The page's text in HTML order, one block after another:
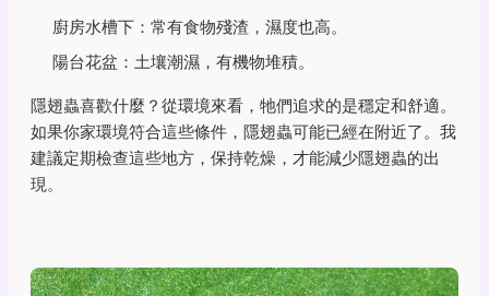
廚房水槽下：常有食物殘渣，濕度也高。
陽台花盆：土壤潮濕，有機物堆積。
隱翅蟲喜歡什麼？從環境來看，牠們追求的是穩定和舒適。
如果你家環境符合這些條件，隱翅蟲可能已經在附近了。我
建議定期檢查這些地方，保持乾燥，才能減少隱翅蟲的出
現。